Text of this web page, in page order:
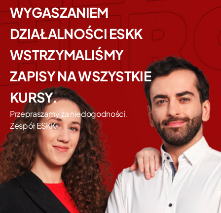
WYGASZANIEM
DZIAŁALNOŚCI ESKK
WSTRZYMALIŚMY
ZAPISY NA WSZYSTKIE
KURSY.
Przepraszamy za niedogodności.
Zespół ESKK